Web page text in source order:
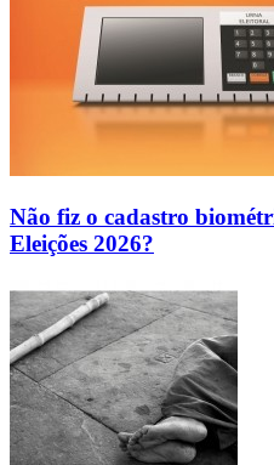
Não fiz o cadastro
Eleições 2026?